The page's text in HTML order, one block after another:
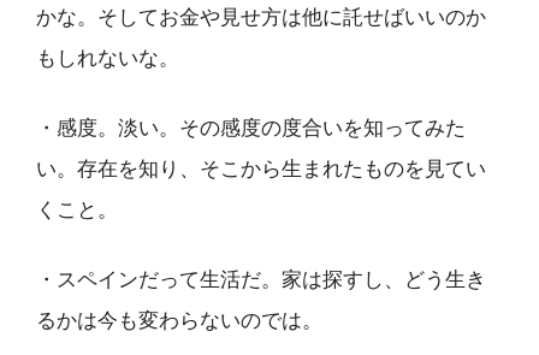
かな。そしてお金や見せ方は他に託せばいいのか
もしれないな。
・感度。淡い。その感度の度合いを知ってみた
い。存在を知り、そこから生まれたものを見てい
くこと。
・スペインだって生活だ。家は探すし、どう生き
るかは今も変わらないのでは。